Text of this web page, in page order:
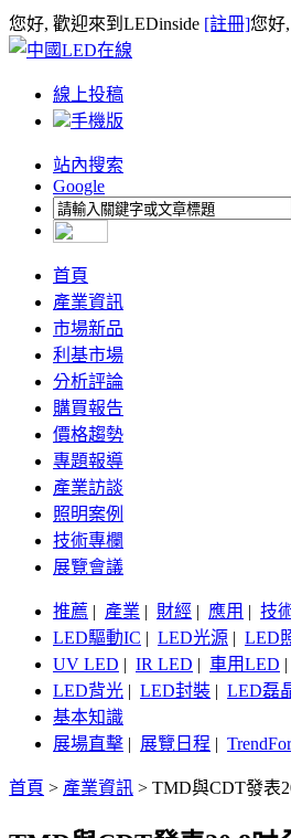
您好, 歡迎來到LEDinside [註冊]您好,
線上投稿
手機版
站內搜索
Google
首頁
產業資訊
市場新品
利基市場
分析評論
購買報告
價格趨勢
專題報導
產業訪談
照明案例
技術專欄
展覽會議
推薦 | 產業 | 財經 | 應用 | 技
LED驅動IC | LED光源 | LED
UV LED | IR LED | 車用LED |
LED背光 | LED封裝 | LED磊
基本知識
展場直擊 | 展覽日程 |
首頁 > 產業資訊 > TMD與CDT發表